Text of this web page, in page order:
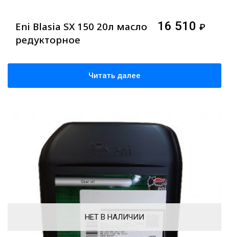
Eni Blasia SX 150 20л масло
редукторное
16 510 ₽
Читать далее
НЕТ В НАЛИЧИИ